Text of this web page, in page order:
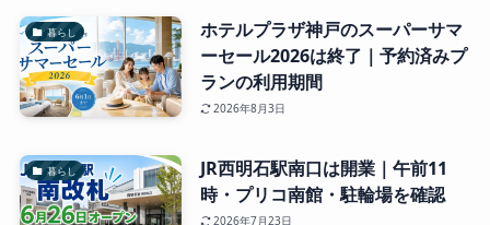
暮らし
ホテルプラザ神戸のスーパーサマ
ーセール2026は終了｜予約済みプ
ランの利用期間
2026年8月3日
暮らし
JR西明石駅南口は開業｜午前11
時・プリコ南館・駐輪場を確認
2026年7月23日